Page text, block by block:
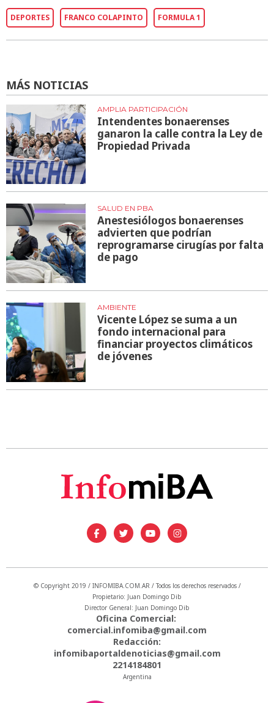
DEPORTES FRANCO COLAPINTO FORMULA 1
MÁS NOTICIAS
AMPLIA PARTICIPACIÓN
Intendentes bonaerenses
ganaron la calle contra la Ley de
Propiedad Privada
SALUD EN PBA
Anestesiólogos bonaerenses
advierten que podrían
reprogramarse cirugías por falta
de pago
AMBIENTE
Vicente López se suma a un
fondo internacional para
financiar proyectos climáticos
de jóvenes
© Copyright 2019 / INFOMIBA.COM.AR / Todos los derechos reservados /
Propietario: Juan Domingo Dib
Director General: Juan Domingo Dib
Oficina Comercial:
comercial.infomiba@gmail.com
Redacción:
infomibaportaldenoticias@gmail.com
2214184801
Argentina